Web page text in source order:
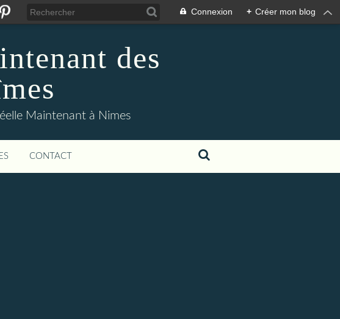
Connexion + Créer mon blog
des
Maintenant à Nimes
CONTACT